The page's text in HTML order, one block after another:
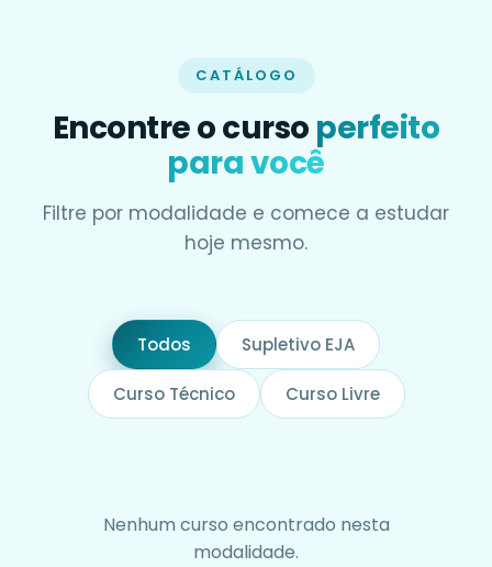
CATÁLOGO
Encontre o curso perfeito
para você
Filtre por modalidade e comece a estudar
hoje mesmo.
Todos Supletivo EJA
Curso Técnico Curso Livre
Nenhum curso encontrado nesta
modalidade.